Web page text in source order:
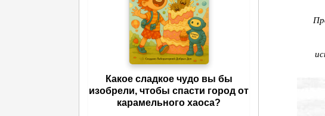
Какое сладкое чудо вы бы
изобрели, чтобы спасти город от
карамельного хаоса?